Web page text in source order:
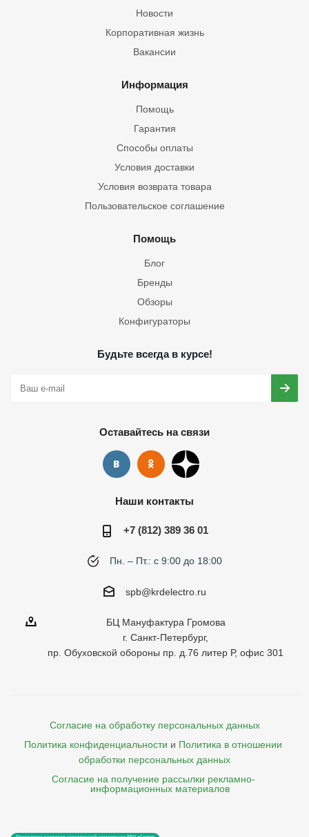
Новости
Корпоративная жизнь
Вакансии
Информация
Помощь
Гарантия
Способы оплаты
Условия доставки
Условия возврата товара
Пользовательское соглашение
Помощь
Блог
Бренды
Обзоры
Конфигураторы
Будьте всегда в курсе!
Оставайтесь на связи
Наши контакты
+7 (812) 389 36 01
Пн. – Пт.: с 9:00 до 18:00
spb@krdelectro.ru
БЦ Мануфактура Громова
г. Санкт-Петербург,
пр. Обуховской обороны пр. д.76 литер Р, офис 301
Согласие на обработку персональных данных
Политика конфиденциальности и Политика в отношении
обработки персональных данных
Согласие на получение рассылки рекламно-
    информационных материалов